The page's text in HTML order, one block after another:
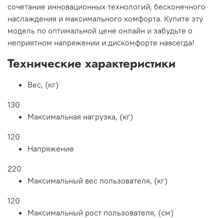
сочетание инновационных технологий, бесконечного
наслаждения и максимального комфорта. Купите эту
модель по оптимальной цене онлайн и забудьте о
неприятном напряжении и дискомфорте навсегда!
Технические характеристики
Вес, (кг)
130
Максимальная нагрузка, (кг)
120
Напряжение
220
Максимальный вес пользователя, (кг)
120
Максимальный рост пользователя, (см)